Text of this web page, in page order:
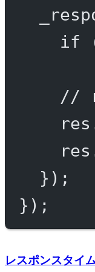
if
//
});
});
レスポンスタイ